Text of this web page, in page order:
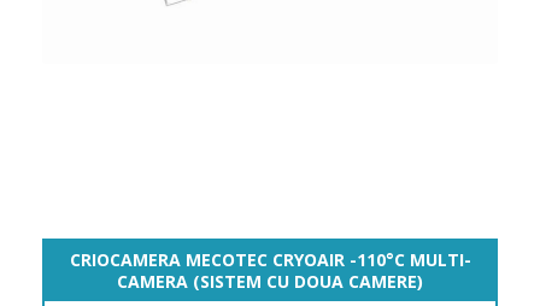
CAPACITATE
CRIOCAMERA MECOTEC CRYOAIR -110°C MULTI-
CAMERA (SISTEM CU DOUA CAMERE)